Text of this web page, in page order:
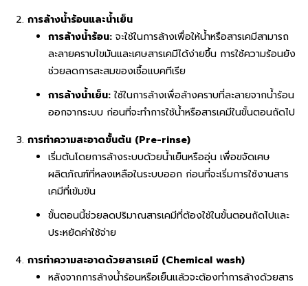
การล้างน้ำร้อนและน้ำเย็น
การล้างน้ำร้อน: จะใช้ในการล้างเพื่อให้น้ำหรือสารเคมีสามารถ
ละลายคราบไขมันและเศษสารเคมีได้ง่ายขึ้น การใช้ความร้อนยัง
ช่วยลดการสะสมของเชื้อแบคทีเรีย
การล้างน้ำเย็น:ใช้ในการล้างเพื่อล้างคราบที่ละลายจากน้ำร้อน
ออกจากระบบ ก่อนที่จะทำการใช้น้ำหรือสารเคมีในขั้นตอนถัดไป
การทำความสะอาดขั้นต้น (Pre-rinse)
เริ่มต้นโดยการล้างระบบด้วยน้ำเย็นหรืออุ่น เพื่อขจัดเศษ
ผลิตภัณฑ์ที่หลงเหลือในระบบออก ก่อนที่จะเริ่มการใช้งานสาร
เคมีที่เข้มข้น
ขั้นตอนนี้ช่วยลดปริมาณสารเคมีที่ต้องใช้ในขั้นตอนถัดไปและ
ประหยัดค่าใช้จ่าย
การทำความสะอาดด้วยสารเคมี (Chemical wash)
หลังจากการล้างน้ำร้อนหรือเย็นแล้วจะต้องทำการล้างด้วยสาร